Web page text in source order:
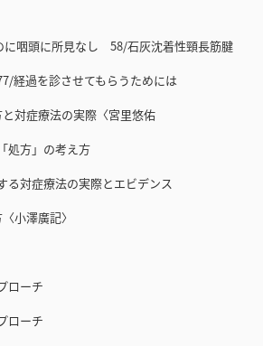
頭に所見なし 58/石灰沈着性頸長筋腱
過を診させてもらうためには
対症療法の実際〈宮里悠佑
方」の考え方
対症療法の実際とエビデンス
小澤廣記〉
ローチ
ローチ